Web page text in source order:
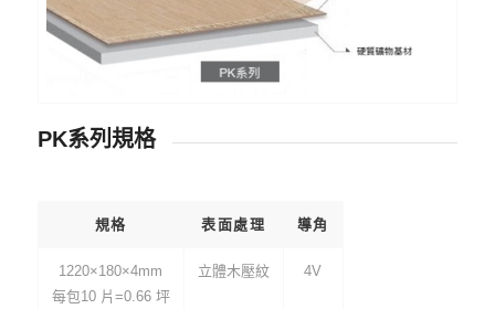
PK系列規格
規格 表面處理 導角
1220×180×4mm
每包10 片=0.66 坪
立體木壓紋 4V